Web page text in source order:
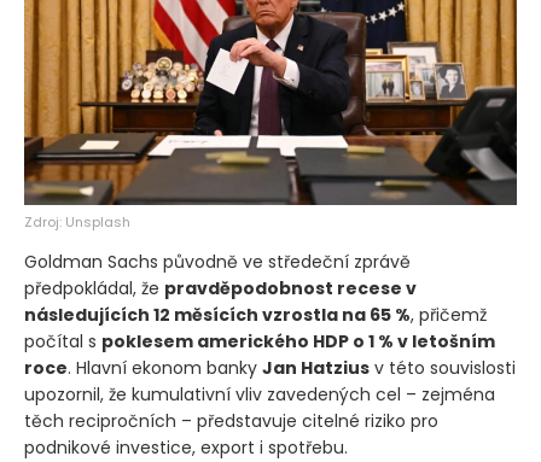
Zdroj: Unsplash
Goldman Sachs původně ve středeční zprávě
předpokládal, že pravděpodobnost recese v
následujících 12 měsících vzrostla na 65 %, přičemž
počítal s poklesem amerického HDP o 1 % v letošním
roce. Hlavní ekonom banky Jan Hatzius v této souvislosti
upozornil, že kumulativní vliv zavedených cel – zejména
těch recipročních – představuje citelné riziko pro
podnikové investice, export i spotřebu.